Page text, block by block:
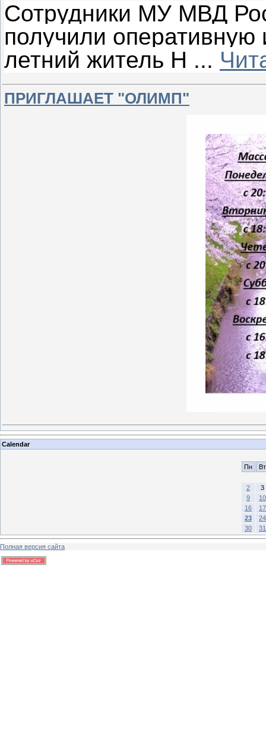
Сотрудники МУ МВД
получили
летний житель Н ...
ПРИГЛАШАЕТ "ОЛИМП"
Calendar
Пн Вт
2
3
9
10
16
17
23
24
30
31
Полная версия сайта